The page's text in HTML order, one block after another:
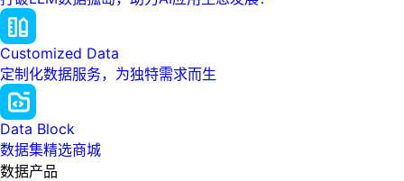
Customized Data
定制化数据服务，为独特需求而生
Data Block
数据集精选商城
数据产品